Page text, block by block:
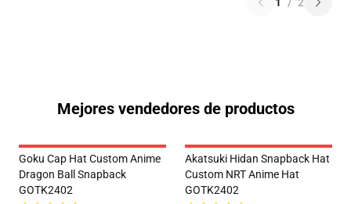
Mejores vendedores de productos
Goku Cap Hat Custom Anime
Dragon Ball Snapback
GOTK2402
Akatsuki Hidan Snapback Hat
Custom NRT Anime Hat
GOTK2402